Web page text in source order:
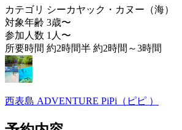
カテゴリ シーカヤック・カヌー（海）
対象年齢 3歳〜
参加人数 1人〜
所要時間 約2時間半 約2時間～3時間
西表島 ADVENTURE PiPi（ピピ ）